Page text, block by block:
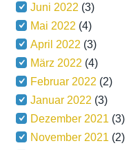
Juni 2022 (3)
Mai 2022 (4)
April 2022 (3)
März 2022 (4)
Februar 2022 (2)
Januar 2022 (3)
Dezember 2021 (3)
November 2021 (2)